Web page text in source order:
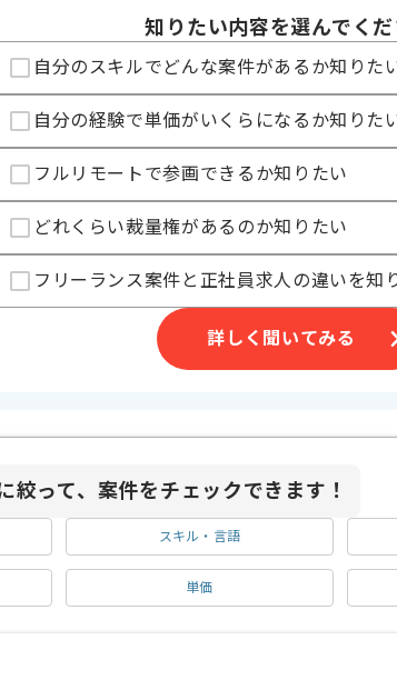
Linux , Unix
ムインテグレーション 、ITサービス、
ている企業になります。
知りたい内容を選んでく
自分のスキルでどんな案件があるか知りた
自分の経験で単価がいくらになるか知りた
フルリモートで参画できるか知りたい
どれくらい裁量権があるのか知りたい
フリーランス案件と正社員求人の違いを知
詳しく聞いてみる
絞って、案件をチェックできます！
スキル・言語
単価